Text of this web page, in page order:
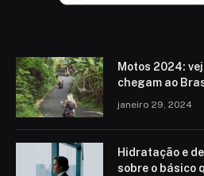
Motos 2024:
chegam ao
janeiro 29, 2024
Hidratação e
sobre o básico